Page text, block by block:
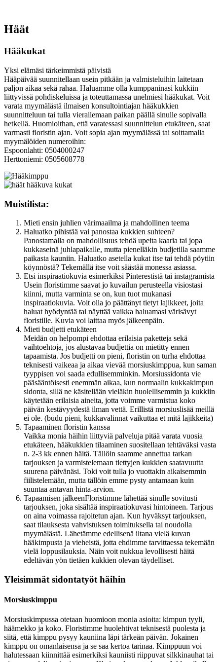
Häät
Hääkukat
Yksi elämäsi tärkeimmistä päivistä
Hääpäivää suunnitellaan usein pitkään ja valmisteluihin laitetaan
paljon aikaa sekä rahaa. Haluamme olla kumppaninasi kukkiin
liittyvissä pohdiskeluissa ja toteuttamassa unelmiesi hääkukat. Voit
varata myymälästä ilmaisen konsultointiajan hääkukkien
suunnitteluun tai tulla vierailemaan paikan päällä sinulle sopivalla
hetkellä. Huomioithan, että varatessasi suunnittelun etukäteen, saat
varmasti floristin ajan. Voit sopia ajan myymälässä tai soittamalla
myymälöiden numeroihin:
Espoonlahti: 0504000247
Herttoniemi: 0505608778
Muistilista:
Mieti ensin juhlien värimaailma ja mahdollinen teema
Haluatko pihistää vai panostaa kukkien suhteen?
Panostamalla on mahdollisuus tehdä upeita kaaria tai jopa
kukkaseinä juhlapaikalle, mutta pienelläkin budjetilla saamme
paikasta kauniin. Haluatko asetella kukat itse tai tehdä pöytiin
köynnöstä? Tekemällä itse voit säästää monessa asiassa.
Etsi inspiraatiokuvia esimerkiksi Pinterestistä tai instagramista
Usein floristimme saavat jo kuvailun perusteella visiostasi
kiinni, mutta varminta se on, kun tuot mukanasi
inspiraatiokuvia. Voit olla jo päättänyt tietyt lajikkeet, joita
haluat hyödyntää tai näyttää vaikka haluamasi värisävyt
floristille. Kuvia voi laittaa myös jälkeenpäin.
Mieti budjetti etukäteen
Meidän on helpompi ehdottaa erilaisia paketteja sekä
vaihtoehtoja, jos alustavaa budjettia on mietitty ennen
tapaamista. Jos budjetti on pieni, floristin on turha ehdottaa
teknisesti vaikeaa ja aikaa vievää morsiuskimppua, kun saman
tyyppisen voi saada edullisemminkin. Morsiussidonta vie
pääsääntöisesti enemmän aikaa, kun normaalin kukkakimpun
sidonta, sillä ne käsitellään vieläkin huolellisemmin ja kukkiin
käytetään erilaisia aineita, jotta voimme varmistua koko
päivän kestävyydestä ilman vettä. Erillistä morsiuslisää meillä
ei ole. (budu pieni, kukkavalinnat vaikuttaa et mitä lajikkeita)
Tapaaminen floristin kanssa
Vaikka monia häihin liittyviä palveluja pitää varata vuosia
etukäteen, hääkukkien tilaaminen suositellaan tehtäväksi vasta
n. 2-3 kk ennen häitä. Tällöin saamme annettua tarkan
tarjouksen ja varmistelemaan tiettyjen kukkien saatavuutta
suurena päivänäsi. Toki voit tulla jo vuottakin aikaisemmin
fiilistelemään, mutta tällöin emme pysty antamaan kuin
suuntaa antavan hinta-arvion.
Tapaamisen jälkeenFloristimme lähettää sinulle sovitusti
tarjouksen, joka sisältää inspiraatiokuvasi hintoineen. Tarjous
on aina voimassa rajoitetun ajan. Kun hyväksyt tarjouksen,
saat tilauksesta vahvistuksen toimituksella tai noudolla
myymälästä. Lähetämme edellisenä iltana vielä kuvan
hääkimpusta ja vieheistä, jotta ehdimme tarvittaessa tekemään
vielä loppusilauksia. Näin voit nukkua levollisesti häitä
edeltävän yön tietäen kukkien olevan täydelliset.
Yleisimmät sidontatyöt häihin
Morsiuskimppu
Morsiuskimpussa otetaan huomioon monia asioita: kimpun tyyli,
häämekko ja koko. Floristimme huolehtivat teknisestä puolesta ja
siitä, että kimppu pysyy kauniina läpi tärkeän päivän. Jokainen
kimppu on omanlaisensa ja se saa kertoa tarinaa. Kimppuun voi
halutessaan kiinnittää esimerkiksi kauniisti riippuvat silkkinauhat tai